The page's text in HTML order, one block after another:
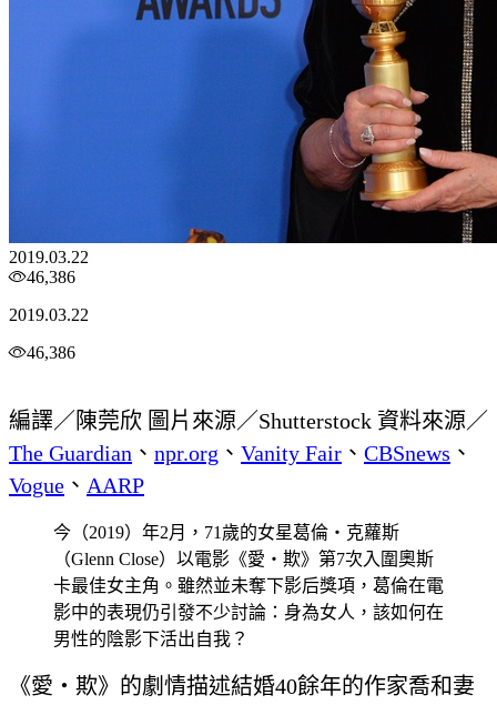
2019.03.22
46,386
2019.03.22
46,386
編譯／陳莞欣 圖片來源／Shutterstock 資料來源／
The Guardian 、 npr.org 、 Vanity Fair 、 CBSnews 、
Vogue 、 AARP
今（2019）年2月，71歲的女星葛倫‧克蘿斯
（Glenn Close）以電影《愛‧欺》第7次入圍奧斯
卡最佳女主角。雖然並未奪下影后獎項，葛倫在電
影中的表現仍引發不少討論：身為女人，該如何在
男性的陰影下活出自我？
《愛‧欺》的劇情描述結婚40餘年的作家喬和妻